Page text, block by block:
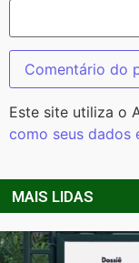
Este site utiliza o
como seus dados
MAIS LIDAS